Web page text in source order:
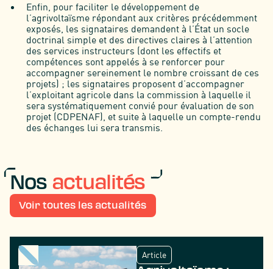
Enfin, pour faciliter le développement de
l’agrivoltaïsme répondant aux critères précédemment
exposés, les signataires demandent à l’État un socle
doctrinal simple et des directives claires à l’attention
des services instructeurs (dont les effectifs et
compétences sont appelés à se renforcer pour
accompagner sereinement le nombre croissant de ces
projets) ; les signataires proposent d’accompagner
l’exploitant agricole dans la commission à laquelle il
sera systématiquement convié pour évaluation de son
projet (CDPENAF), et suite à laquelle un compte-rendu
des échanges lui sera transmis.
Nos actualités
Voir toutes les actualités
Article